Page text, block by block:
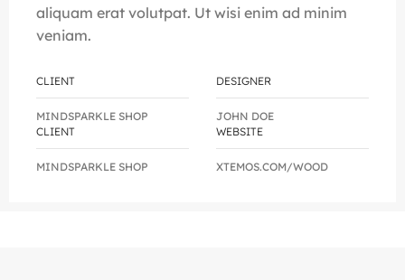
aliquam erat volutpat. Ut wisi enim ad minim
veniam.
CLIENT
MINDSPARKLE SHOP
DESIGNER
JOHN DOE
CLIENT
MINDSPARKLE SHOP
WEBSITE
XTEMOS.COM/WOOD